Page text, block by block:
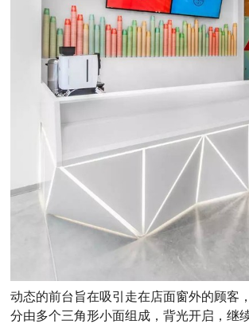
动态的前台旨在吸引走在店面窗外的顾客
分由多个三角形小面组成，背光开启，继